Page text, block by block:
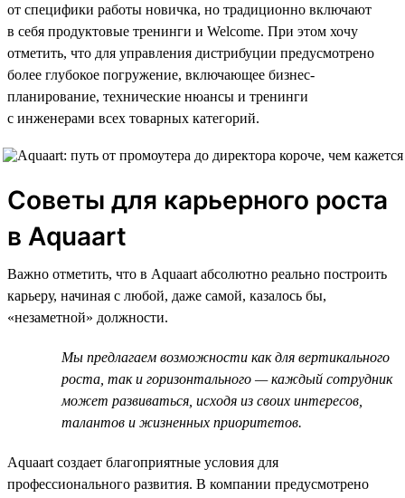
от специфики работы новичка, но традиционно включают
в себя продуктовые тренинги и Welcome. При этом хочу
отметить, что для управления дистрибуции предусмотрено
более глубокое погружение, включающее бизнес-
планирование, технические нюансы и тренинги
с инженерами всех товарных категорий.
Советы для карьерного роста
в Aquaart
Важно отметить, что в Aquaart абсолютно реально построить
карьеру, начиная с любой, даже самой, казалось бы,
«незаметной» должности.
Мы предлагаем возможности как для вертикального
роста, так и горизонтального — каждый сотрудник
может развиваться, исходя из своих интересов,
талантов и жизненных приоритетов.
Aquaart создает благоприятные условия для
профессионального развития. В компании предусмотрено